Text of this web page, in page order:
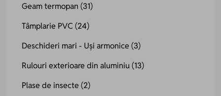
Geam termopan (31)
Tâmplarie PVC (24)
Deschideri mari - Uși armonice (3)
Rulouri exterioare din aluminiu(13)
Plase de insecte (2)